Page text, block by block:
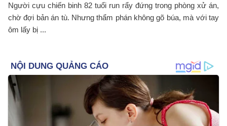
Người cựu chiến binh 82 tuổi run rẩy đứng trong phòng xử án,
chờ đợi bản án tù. Nhưng thẩm phán không gõ búa, mà với tay
ôm lấy bị ...